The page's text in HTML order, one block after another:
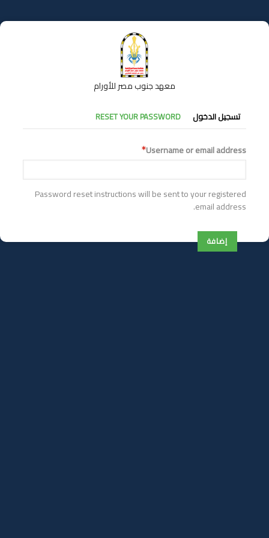
إلى
المحتوى
معهد جنوب مصر للأورام
التبويبات
الأساسية
تسجيل الدخول RESET YOUR PASSWORD
Username or email address
Password reset instructions will be sent to your registered
email address.